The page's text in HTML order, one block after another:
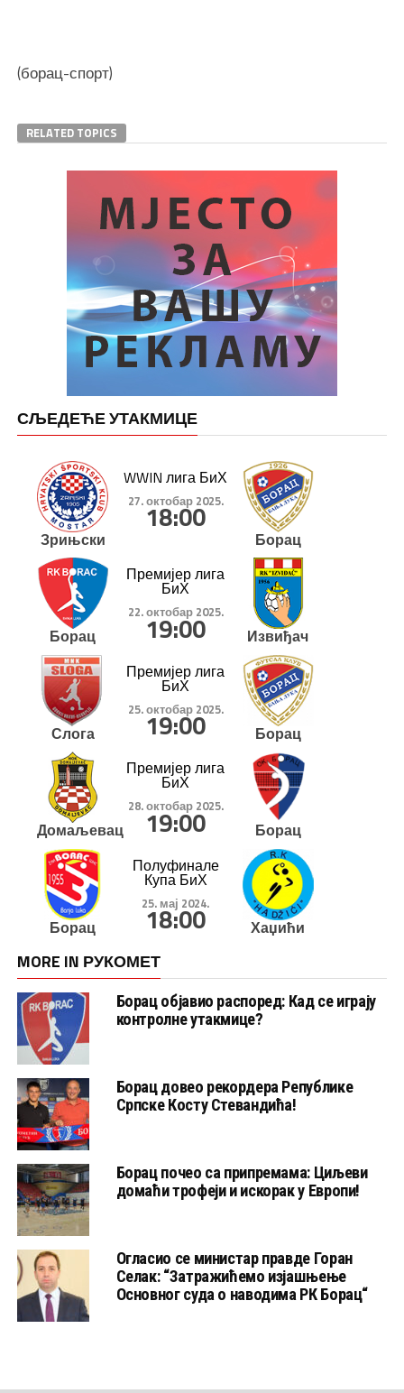
(борац-спорт)
RELATED TOPICS
СЉЕДЕЋЕ УТАКМИЦЕ
Зрињски
WWIN лига БиХ
27. октобар 2025.
18:00
Борац
Борац
Премијер лига
БиХ
22. октобар 2025.
19:00 Извиђач
Слога
Премијер лига
БиХ
25. октобар 2025.
19:00 Борац
Домаљевац
Премијер лига
БиХ
28. октобар 2025.
19:00 Борац
Борац
Полуфинале
Купа БиХ
25. мај 2024.
18:00 Хаџићи
MORE IN РУКОМЕТ
Борац објавио распоред: Кад се играју
контролне утакмице?
Борац довео рекордера Републике
Српске Косту Стевандића!
Борац почео са припремама: Циљеви
домаћи трофеји и искорак у Европи!
Огласио се министар правде Горан
Селак: “Затражићемо изјашњење
Основног суда о наводима РК Борац“